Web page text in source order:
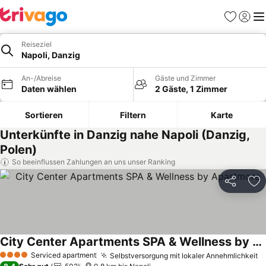
Favoriten
Reiseziel
Napoli, Danzig
An-/Abreise
Daten wählen
Gäste und Zimmer
2 Gäste, 1 Zimmer
Sortieren Filtern Karte
Unterkünfte in Danzig nahe Napoli (Danzig,
Polen)
So beeinflussen Zahlungen an uns unser Ranking
Teilen
4 Sterne Serviced apartment Selbstversorgung mit lokaler Annehmlichkeit
City Center Apartments SPA & Wellness by Apartmore